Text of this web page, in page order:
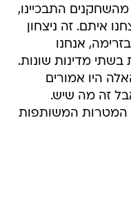
התבכיינו,
איתם. זה ניצחון
אנחנו
מדינות שונות.
היו אמורים
זה מה שיש.
המטרות המשותפות